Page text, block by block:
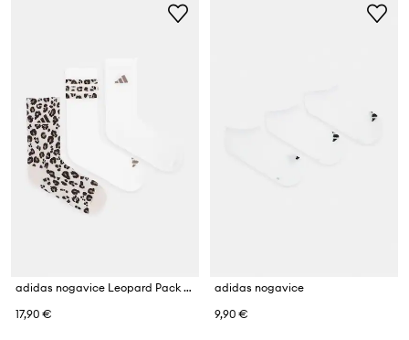
adidas nogavice Leopard Pack paket 3 kosov
17,90 €
adidas nogavice
9,90 €